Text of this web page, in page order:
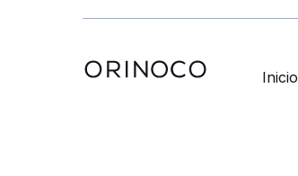
Inicio